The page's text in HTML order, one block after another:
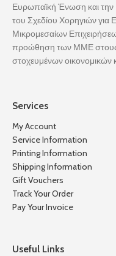
Ευρωπαϊκή Ένωση και την
του Σχεδίου Χορηγιών για
Μικρομεσαίων
προώθηση των ΜΜΕ στους
στοχευμένων οικονομικών
Services
My Account
Service Information
Printing Information
Shipping Information
Gift Vouchers
Track Your Order
Pay Your Invoice
Useful Links